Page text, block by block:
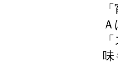
味